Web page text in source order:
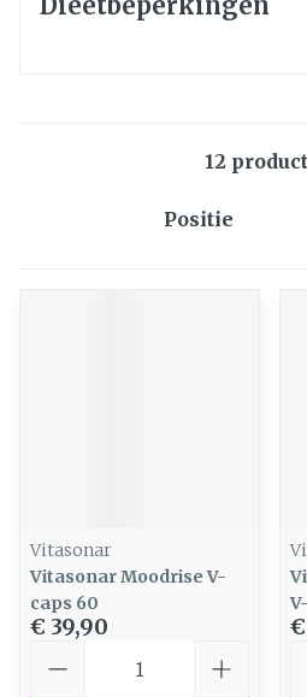
12
Sorteer op:
Vitasonar
Vitasonar Moodrise V-
caps 60
€ 39,90